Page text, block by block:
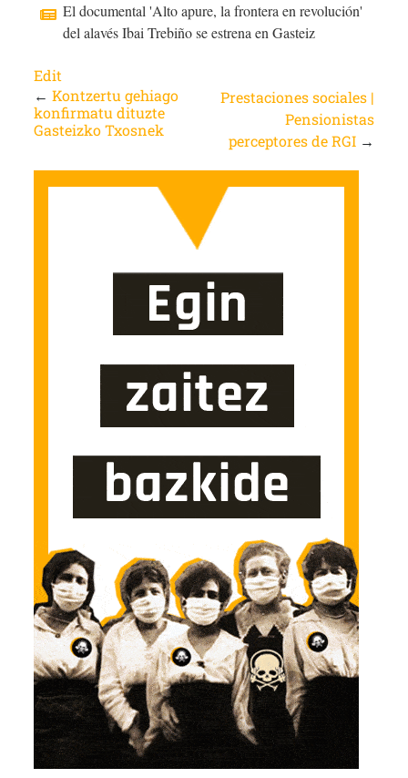
El documental 'Alto apure, la frontera en revolución'
del alavés Ibai Trebiño se estrena en Gasteiz
Edit
← Kontzertu gehiago
konfirmatu dituzte
Gasteizko Txosnek
Prestaciones sociales |
Pensionistas
perceptores de RGI →